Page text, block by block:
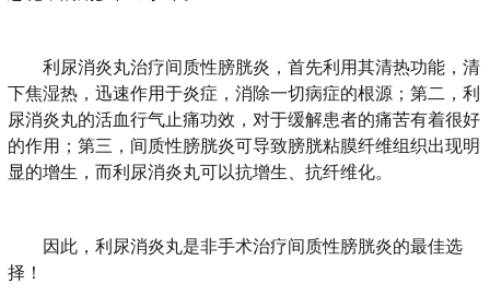
利尿消炎丸治疗间质性膀胱炎，首先利用其清热功能，清
下焦湿热，迅速作用于炎症，消除一切病症的根源；第二，利
尿消炎丸的活血行气止痛功效，对于缓解患者的痛苦有着很好
的作用；第三，间质性膀胱炎可导致膀胱粘膜纤维组织出现明
显的增生，而利尿消炎丸可以抗增生、抗纤维化。
因此，利尿消炎丸是非手术治疗间质性膀胱炎的最佳选
择！